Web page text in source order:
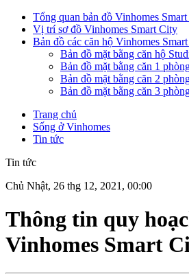
Tổng quan bản đồ Vinhomes
Vị trí sơ đồ Vinhomes Smart City
Bản đồ các căn hộ Vinhomes
Bản đồ mặt bằng căn hộ
Bản đồ mặt bằng căn 1
Bản đồ mặt bằng căn 2
Bản đồ mặt bằng căn 3
Trang chủ
Sống ở Vinhomes
Tin tức
Tin tức
Chủ Nhật, 26 thg 12, 2021, 00:00
Thông tin quy
Vinhomes Smart